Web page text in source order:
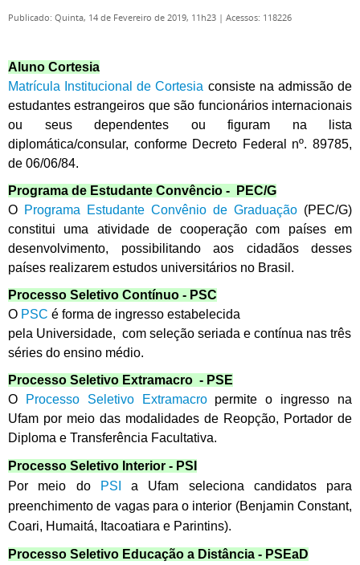
Publicado: Quinta, 14 de Fevereiro de 2019, 11h23 | Acessos: 118226
Aluno Cortesia
Matrícula Institucional de Cortesia consiste na admissão de
estudantes estrangeiros que são funcionários internacionais
ou seus dependentes ou figuram na lista
diplomática/consular, conforme Decreto Federal nº. 89785,
de 06/06/84.
Programa de Estudante Convêncio - PEC/G
O Programa Estudante Convênio de Graduação (PEC/G)
constitui uma atividade de cooperação com países em
desenvolvimento, possibilitando aos cidadãos desses
países realizarem estudos universitários no Brasil.
Processo Seletivo Contínuo - PSC
O PSC é forma de ingresso estabelecida
pela Universidade, com seleção seriada e contínua nas três
séries do ensino médio.
Processo Seletivo Extramacro - PSE
O
Processo Seletivo Extramacropermite o ingresso na
Ufam por meio das modalidades de Reopção, Portador de
Diploma e Transferência Facultativa.
Processo Seletivo Interior - PSI
Por meio do
PSI
a Ufam seleciona candidatos para
preenchimento de vagas para o interior (Benjamin Constant,
Coari, Humaitá, Itacoatiara e Parintins).
Processo Seletivo Educação a Distância - PSEaD